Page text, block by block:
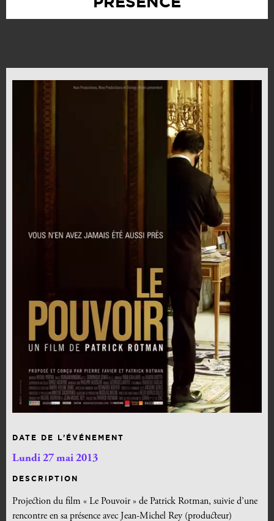
DATE DE L’ÉVÉNEMENT
Lundi 27 mai 2013
DESCRIPTION
Projection du film « Le Pouvoir » de Patrick Rotman, suivie d’une
rencontre en sa présence avec Jean-Michel Rey (producteur)